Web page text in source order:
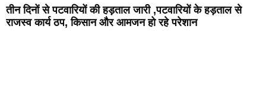
तीन दिनों से पटवारियों की हड़ताल जारी ,पटवारियों के हड़ताल से
राजस्व कार्य ठप, किसान और आमजन हो रहे परेशान